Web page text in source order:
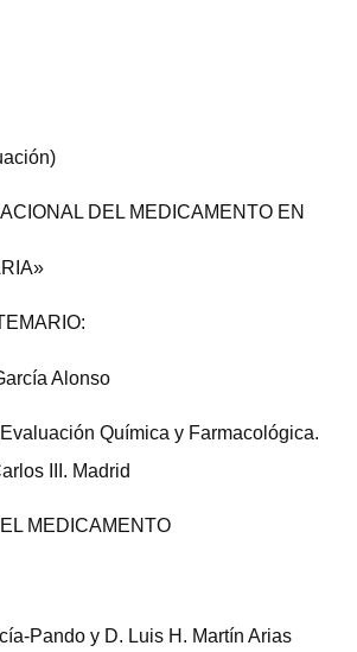
DEL MEDICAMENTO EN
Alonso
Química y Farmacológica.
III. Madrid
MEDICAMENTO
Pando y D. Luis H. Martín Arias